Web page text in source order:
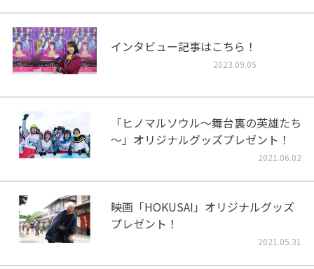
インタビュー記事はこちら！
2023.09.05
「ヒノマルソウル～舞台裏の英雄たち
～」オリジナルグッズプレゼント！
2021.06.02
映画「HOKUSAI」オリジナルグッズ
プレゼント！
2021.05.31